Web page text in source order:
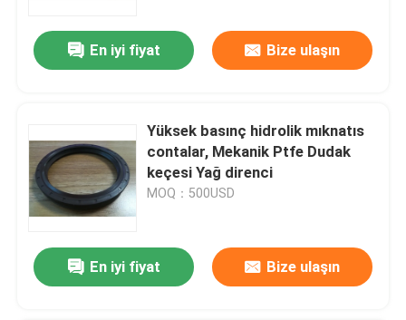
En iyi fiyat Bize ulaşın
Yüksek basınç hidrolik mıknatıs
contalar, Mekanik Ptfe Dudak
keçesi Yağ direnci
MOQ：500USD
En iyi fiyat Bize ulaşın